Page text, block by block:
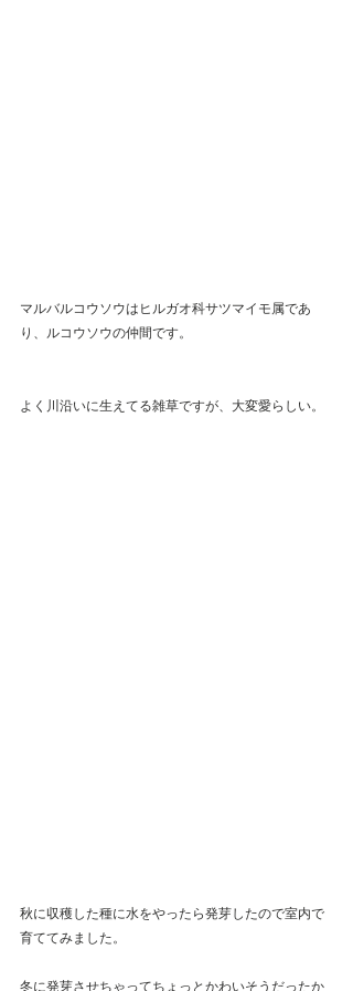
マルバルコウソウはヒルガオ科サツマイモ属であ
り、ルコウソウの仲間です。
よく川沿いに生えてる雑草ですが、大変愛らしい。
秋に収穫した種に水をやったら発芽したので室内で
育ててみました。
冬に発芽させちゃってちょっとかわいそうだったか